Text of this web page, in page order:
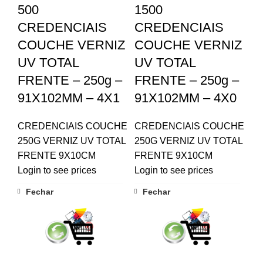
500
CREDENCIAIS
COUCHE VERNIZ
UV TOTAL
FRENTE – 250g –
91X102MM – 4X1
CREDENCIAIS COUCHE
250G VERNIZ UV TOTAL
FRENTE 9X10CM
Login to see prices
1500
CREDENCIAIS
COUCHE VERNIZ
UV TOTAL
FRENTE – 250g –
91X102MM – 4X0
CREDENCIAIS COUCHE
250G VERNIZ UV TOTAL
FRENTE 9X10CM
Login to see prices
Fechar Fechar